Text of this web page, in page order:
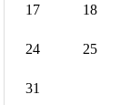
17 18
24 25
31